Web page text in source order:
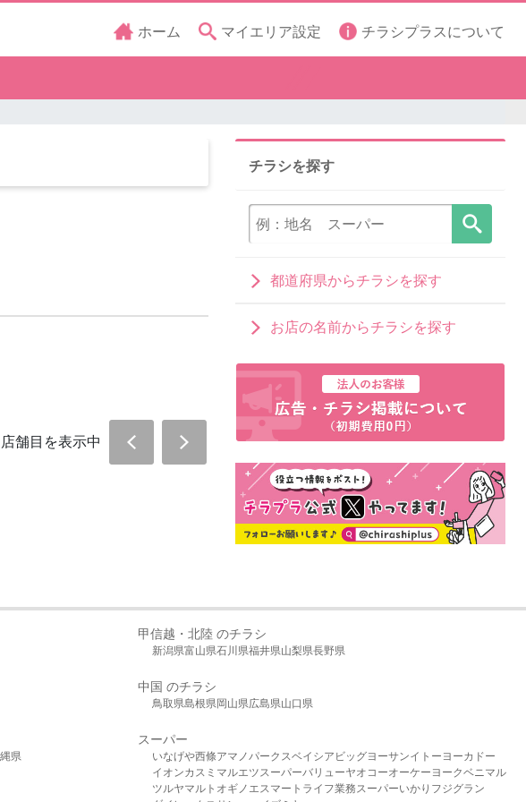
ホーム マイエリア設定 チラシプラスについて
舗目を表示中
チラシを探す
都道府県からチラシを探す
お店の名前からチラシを探す
甲信越・北陸 のチラシ
新潟県富山県石川県福井県山梨県長野県
中国 のチラシ
鳥取県島根県岡山県広島県山口県
県
スーパー
いなげや西條アマノパークスベイシア ビッグヨーサンイトーヨーカドー
イオンカスミ マルエツ スーパーバリューヤオコーオーケー ヨークベニマル
ツルヤマルト オギノ エスマート ライフ業務スーパーいかり フジグラン